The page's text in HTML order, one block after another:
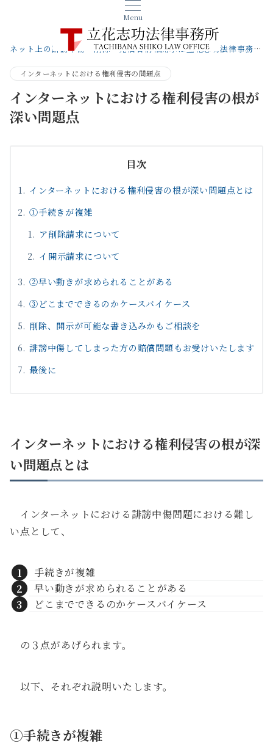
Menu
ネット上の誹謗中傷・削除・発信者情報開示は立花志功法律事務所へ【札幌の弁護士】
インターネットにおける権利侵害の問題点
インターネットにおける権利侵害の根が
深い問題点
目次
インターネットにおける権利侵害の根が深い問題点とは
①手続きが複雑
ア削除請求について
イ開示請求について
②早い動きが求められることがある
③どこまでできるのかケースバイケース
削除、開示が可能な書き込みかもご相談を
誹謗中傷してしまった方の賠償問題もお受けいたします
最後に
インターネットにおける権利侵害の根が深
い問題点とは
インターネットにおける誹謗中傷問題における難し
い点として、
手続きが複雑
早い動きが求められることがある
どこまでできるのかケースバイケース
の３点があげられます。
以下、それぞれ説明いたします。
①手続きが複雑